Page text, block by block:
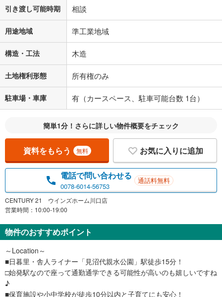
引き渡し可能時期 相談
用途地域 準工業地域
構造・工法 木造
土地権利形態 所有権のみ
駐車場・車庫 有（カースペース、駐車可能台数 1台）
簡単1分！さらに詳しい物件概要をチェック
資料をもらう 無料 お気に入りに追加
電話で問い合わせる
0078-6014-56753
通話料無料
CENTURY 21 ウインズホーム川口店
営業時間：10:00-19:00
物件のおすすめポイント
～Location～
■日暮里・舎人ライナー「見沼代親水公園」駅徒歩15分！
□始発駅なので座って通勤通学できる可能性が高いのも嬉しいですね
♪
■保育施設や小中学校が徒歩10分以内と子育てにも安心！